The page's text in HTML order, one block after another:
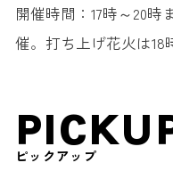
開催時間：17時～20
催。打ち上げ花火は18
ピックアップ